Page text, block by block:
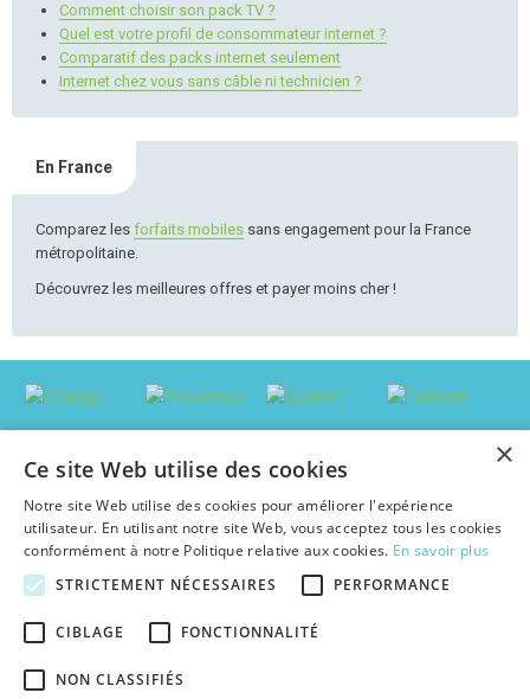
Comment choisir son pack TV ?
Quel est votre profil de consommateur internet ?
Comparatif des packs internet seulement
Internet chez vous sans câble ni technicien ?
En France
Comparez les forfaits mobiles sans engagement pour la France
métropolitaine.
Découvrez les meilleures offres et payer moins cher !
Belgique, au meilleur prix c'est facile !
abonnement-tv-internet.be est une publication indépendante de tout
×
Ce site Web utilise des cookies
Notre site Web utilise des cookies pour améliorer l'expérience
utilisateur. En utilisant notre site Web, vous acceptez tous les cookies
conformément à notre Politique relative aux cookies. En savoir plus
STRICTEMENT NÉCESSAIRES
PERFORMANCE
CIBLAGE FONCTIONNALITÉ
NON CLASSIFIÉS